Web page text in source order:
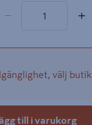
− +
välj butik.
till i varukorg